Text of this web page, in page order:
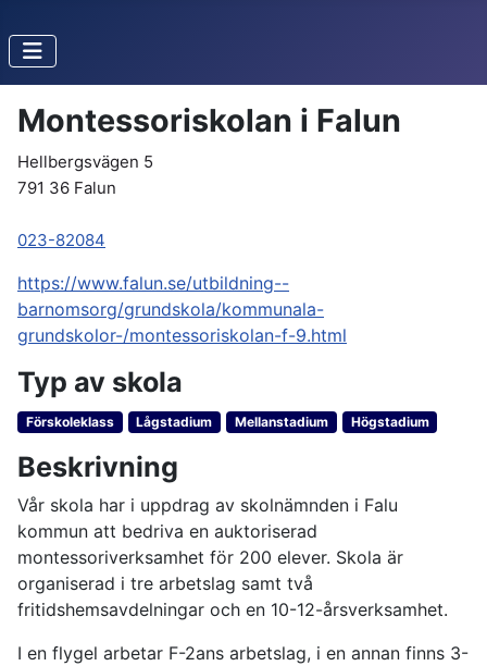
Montessoriskolan i Falun
Hellbergsvägen 5
791 36 Falun
023-82084
https://www.falun.se/utbildning--
barnomsorg/grundskola/kommunala-
grundskolor-/montessoriskolan-f-9.html
Typ av skola
Förskoleklass Lågstadium Mellanstadium Högstadium
Beskrivning
Vår skola har i uppdrag av skolnämnden i Falu
kommun att bedriva en auktoriserad
montessoriverksamhet för 200 elever. Skola är
organiserad i tre arbetslag samt två
fritidshemsavdelningar och en 10-12-årsverksamhet.
I en flygel arbetar F-2ans arbetslag, i en annan finns 3-